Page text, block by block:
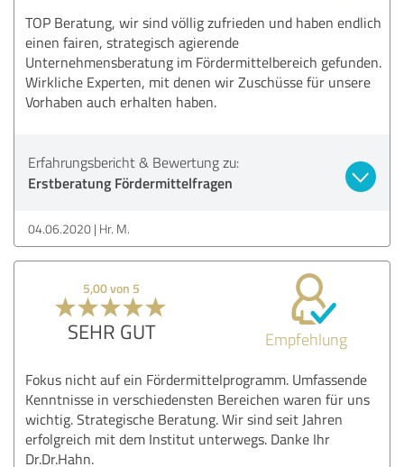
TOP Beratung, wir sind völlig zufrieden und haben endlich
einen fairen, strategisch agierende
Unternehmensberatung im Fördermittelbereich gefunden.
Wirkliche Experten, mit denen wir Zuschüsse für unsere
Vorhaben auch erhalten haben.
Erfahrungsbericht & Bewertung zu:
Erstberatung Fördermittelfragen
04.06.2020 Hr. M.
5,00 von 5
SEHR GUT Empfehlung
Fokus nicht auf ein Fördermittelprogramm. Umfassende
Kenntnisse in verschiedensten Bereichen waren für uns
wichtig. Strategische Beratung. Wir sind seit Jahren
erfolgreich mit dem Institut unterwegs. Danke Ihr
Dr.Dr.Hahn.